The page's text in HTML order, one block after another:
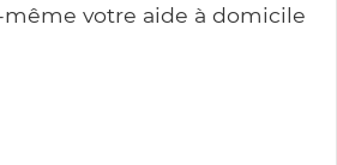
même votre aide à domicile